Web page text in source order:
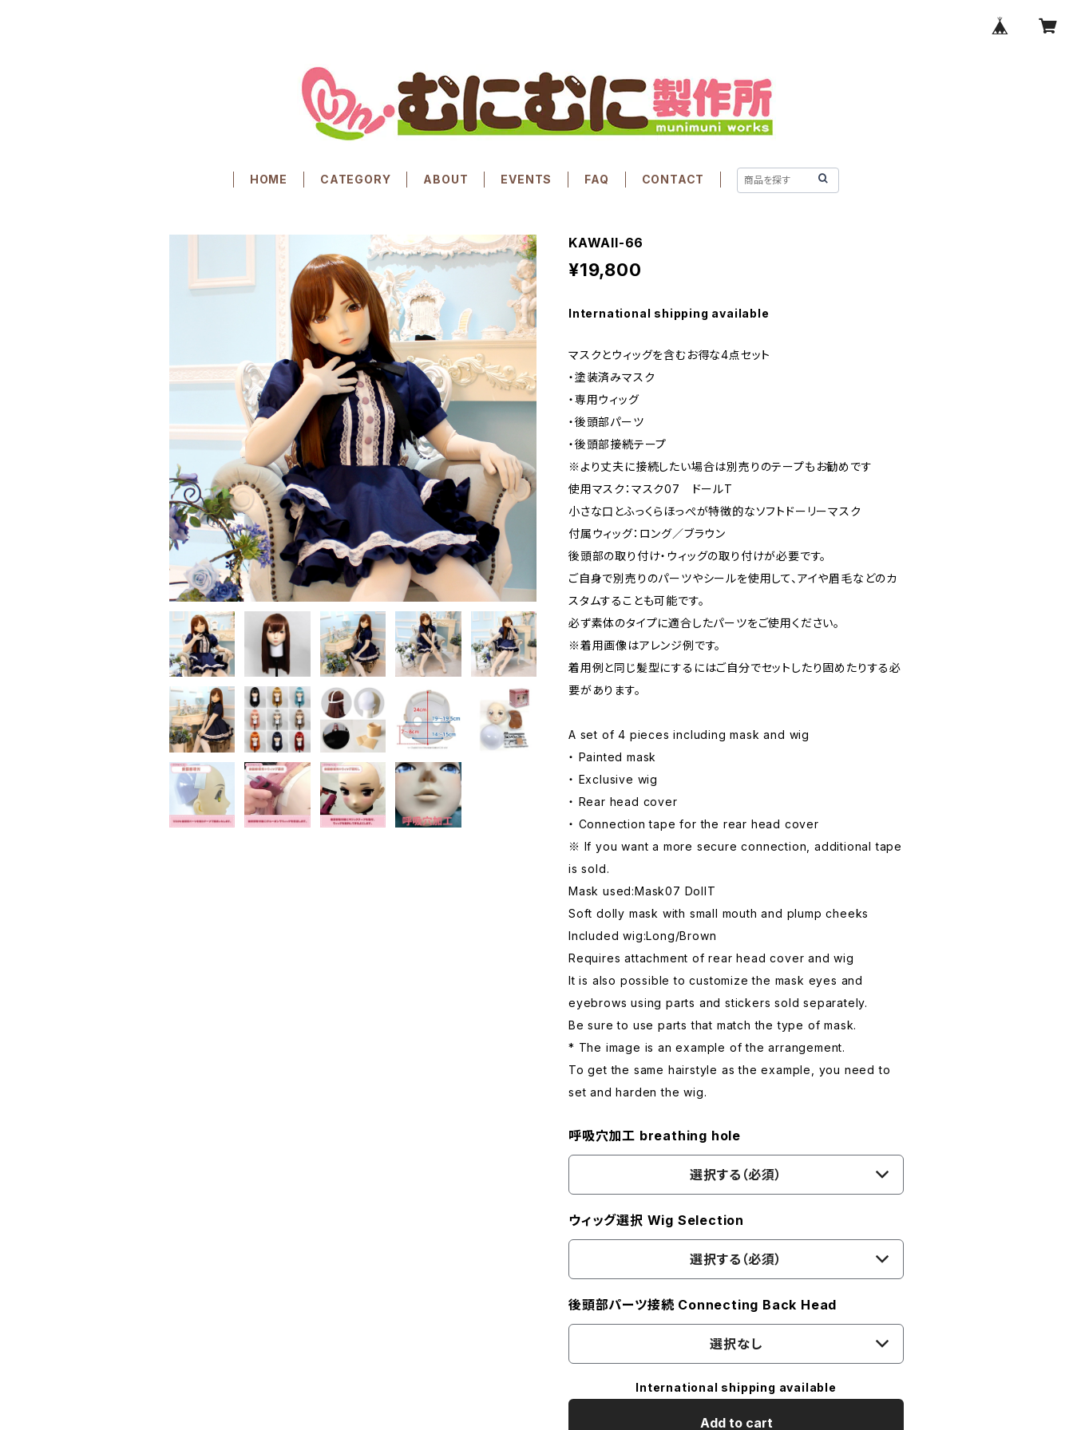
HOME CATEGORY ABOUT EVENTS FAQ CONTACT
KAWAII-66
¥19,800
International shipping available
マスクとウィッグを含むお得な4点セット
・塗装済みマスク
・専用ウィッグ
・後頭部パーツ
・後頭部接続テープ
※より丈夫に接続したい場合は別売りのテープもお勧めです
使用マスク：マスク07 ドールT
小さな口とふっくらほっぺが特徴的なソフトドーリーマスク
付属ウィッグ：ロング／ブラウン
後頭部の取り付け・ウィッグの取り付けが必要です。
ご自身で別売りのパーツやシールを使用して、アイや眉毛などのカ
スタムすることも可能です。
必ず素体のタイプに適合したパーツをご使用ください。
※着用画像はアレンジ例です。
着用例と同じ髪型にするにはご自分でセットしたり固めたりする必
要があります。
A set of 4 pieces including mask and wig
・ Painted mask
・ Exclusive wig
・ Rear head cover
・ Connection tape for the rear head cover
※ If you want a more secure connection, additional tape
is sold.
Mask used:Mask07 DollT
Soft dolly mask with small mouth and plump cheeks
Included wig:Long/Brown
Requires attachment of rear head cover and wig
It is also possible to customize the mask eyes and
eyebrows using parts and stickers sold separately.
Be sure to use parts that match the type of mask.
* The image is an example of the arrangement.
To get the same hairstyle as the example, you need to
set and harden the wig.
呼吸穴加工 breathing hole
選択する（必須）
ウィッグ選択 Wig Selection
選択する（必須）
後頭部パーツ接続 Connecting Back Head
選択なし
International shipping available
Add to cart